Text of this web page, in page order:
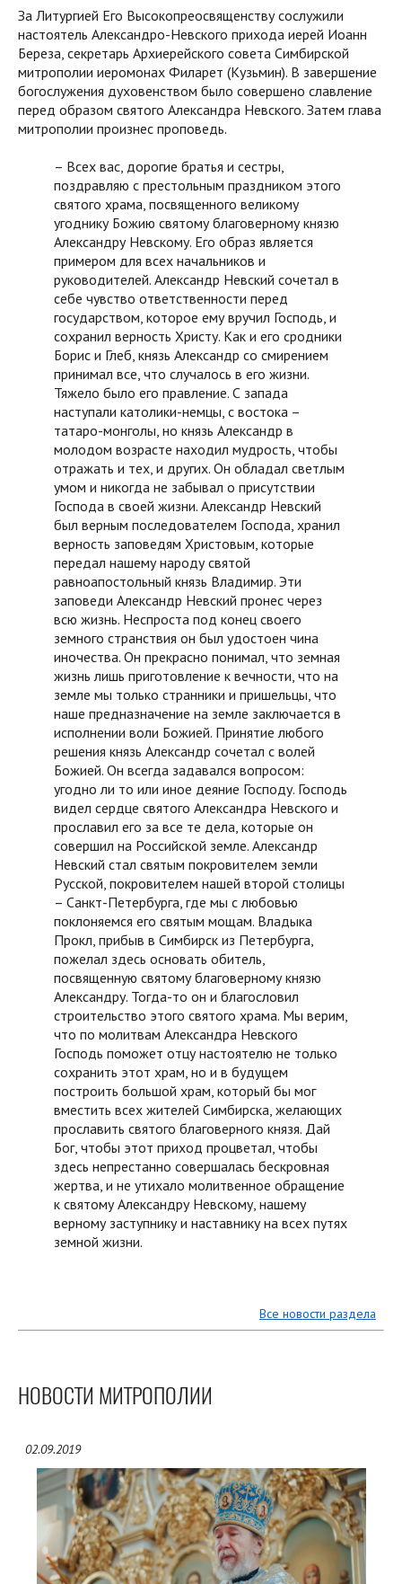
За Литургией Его Высокопреосвященству сослужили
настоятель Александро-Невского прихода иерей Иоанн
Береза, секретарь Архиерейского совета Симбирской
митрополии иеромонах Филарет (Кузьмин). В завершение
богослужения духовенством было совершено славление
перед образом святого Александра Невского. Затем глава
митрополии произнес проповедь.
– Всех вас, дорогие братья и сестры,
поздравляю с престольным праздником этого
святого храма, посвященного великому
угоднику Божию святому благоверному князю
Александру Невскому. Его образ является
примером для всех начальников и
руководителей. Александр Невский сочетал в
себе чувство ответственности перед
государством, которое ему вручил Господь, и
сохранил верность Христу. Как и его сродники
Борис и Глеб, князь Александр со смирением
принимал все, что случалось в его жизни.
Тяжело было его правление. С запада
наступали католики-немцы, с востока –
татаро-монголы, но князь Александр в
молодом возрасте находил мудрость, чтобы
отражать и тех, и других. Он обладал светлым
умом и никогда не забывал о присутствии
Господа в своей жизни. Александр Невский
был верным последователем Господа, хранил
верность заповедям Христовым, которые
передал нашему народу святой
равноапостольный князь Владимир. Эти
заповеди Александр Невский пронес через
всю жизнь. Неспроста под конец своего
земного странствия он был удостоен чина
иночества. Он прекрасно понимал, что земная
жизнь лишь приготовление к вечности, что на
земле мы только странники и пришельцы, что
наше предназначение на земле заключается в
исполнении воли Божией. Принятие любого
решения князь Александр сочетал с волей
Божией. Он всегда задавался вопросом:
угодно ли то или иное деяние Господу. Господь
видел сердце святого Александра Невского и
прославил его за все те дела, которые он
совершил на Российской земле. Александр
Невский стал святым покровителем земли
Русской, покровителем нашей второй столицы
– Санкт-Петербурга, где мы с любовью
поклоняемся его святым мощам. Владыка
Прокл, прибыв в Симбирск из Петербурга,
пожелал здесь основать обитель,
посвященную святому благоверному князю
Александру. Тогда-то он и благословил
строительство этого святого храма. Мы верим,
что по молитвам Александра Невского
Господь поможет отцу настоятелю не только
сохранить этот храм, но и в будущем
построить большой храм, который бы мог
вместить всех жителей Симбирска, желающих
прославить святого благоверного князя. Дай
Бог, чтобы этот приход процветал, чтобы
здесь непрестанно совершалась бескровная
жертва, и не утихало молитвенное обращение
к святому Александру Невскому, нашему
верному заступнику и наставнику на всех путях
земной жизни.
Все новости раздела
НОВОСТИ МИТРОПОЛИИ
02.09.2019